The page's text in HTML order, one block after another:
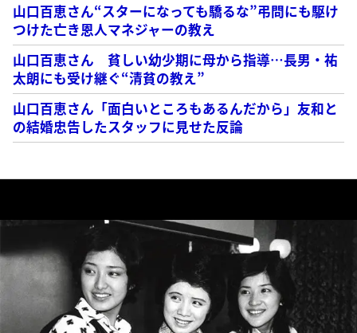
山口百恵さん“スターになっても驕るな”弔問にも駆け
つけた亡き恩人マネジャーの教え
山口百恵さん 貧しい幼少期に母から指導…長男・祐
太朗にも受け継ぐ“清貧の教え”
山口百恵さん「面白いところもあるんだから」友和と
の結婚忠告したスタッフに見せた反論